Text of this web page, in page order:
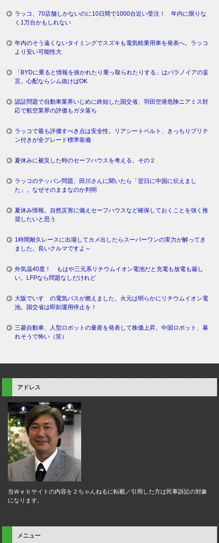
ラッコ、70店舗しかないのに10日間で1000台近い受注！ 年内に限りな
く1万台かもしれない
年内のそう遠くないタイミングでスズキも電気軽乗用車を発表へ。ラッコ
より安い可能性大
「BYDに乗ると情報を抜かれたり乗っ取られたりする」はパラノイアの妄
言。心配ならシム抜けばOK
認証問題で自動車業界いじめに終始した国交省、羽田空港危険ニアミス対
応で航空業界の評価もガタ落ち
ラッコで最も評価すべき点は安全性。リアシートベルト、きっちりプリテ
ン付きが全グレード標準装備
夏休みに被災した時のセーフハウスを考える。その２
ラッコのテッパン問題、田川さんに聞いたら「翌日に中国に伝えまし
た」。なぜそのままなのか判明
夏休み情報。自然災害に備えセーフハウスなど確保しておくことを強く推
奨したいと思う
1時間耐久レースに出場してカメ出したらスーパーワンの実力が解ってき
ました。良いクルマですよ～
外気温40度！ もはや三元系リチウムイオン電池だと充電も放電も厳し
い。LFPなら問題なしだけれど
大阪でいすゞの電気バスが燃えました。火元は明らかにリチウムイオン電
池。国交省は即刻運用停止を！
三菱自動車、人型ロボットの量産を発表して株価上昇。中国ロボット、暴
れそうで怖い（笑）
アドレス
当Ｗｅｂサイトの内容を２ちゃんねるに転載／引用した方は民事訴訟の対象
になります。
メニュー